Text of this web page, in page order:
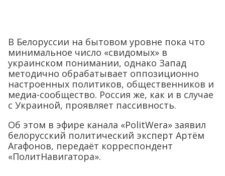
В Белоруссии на бытовом уровне пока что
минимальное число «свидомых» в
украинском понимании, однако Запад
методично обрабатывает оппозиционно
настроенных политиков, общественников и
медиа-сообщество. Россия же, как и в случае
с Украиной, проявляет пассивность.
Об этом в эфире канала «PolitWera» заявил
белорусский политический эксперт Артём
Агафонов, передаёт корреспондент
«ПолитНавигатора».